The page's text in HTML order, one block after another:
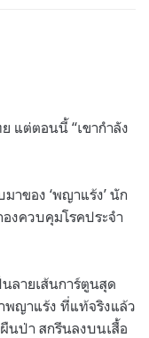
แต่ตอนนี้ “เขากำลัง
มาของ ‘พญาแร้ง’ นัก
งควบคุมโรคประจำ
ลายเส้นการ์ตูนสุด
พญาแร้ง ที่แท้จริงแล้ว
นป่า สกรีนลงบนเสื้อ